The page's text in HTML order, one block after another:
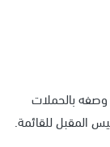
بالحملات
المقبل للقائمة.